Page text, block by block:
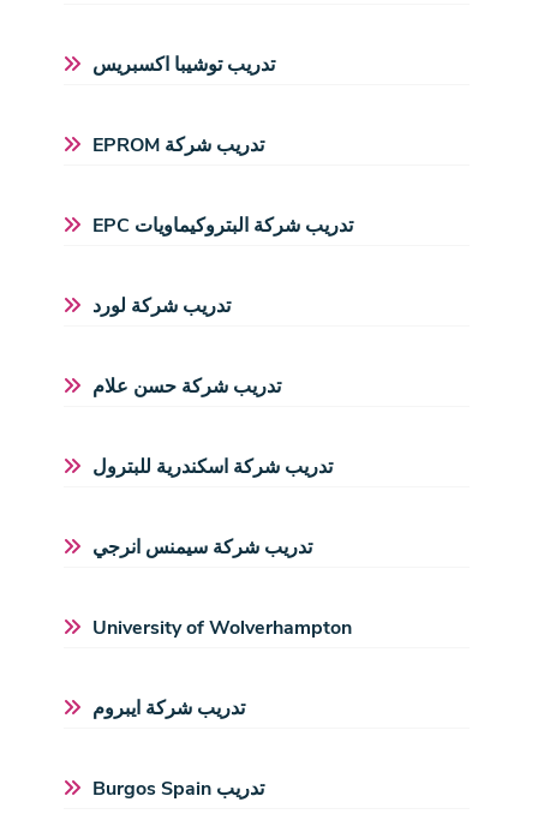
Centers Institutes
تدريب توشيبا اكسبريس
EPROM تدريب شركة
EPC تدريب شركة البتروكيماويات
تدريب شركة لورد
تدريب شركة حسن علام
تدريب شركة اسكندرية للبترول
تدريب شركة سيمنس انرجي
University of Wolverhampton
تدريب شركة ايبروم
Burgos Spain تدريب